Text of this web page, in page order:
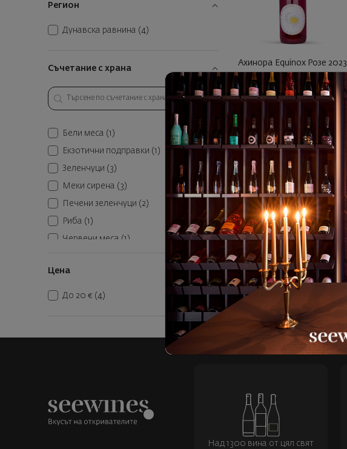
Регион
Дунавска равнина (4)
Съчетание с храна
Бели меса (1)
Екзотични подправки (1)
Зеленчуци (3)
Меки сирена (3)
Печени зеленчуци (2)
Риба (1)
Червени меса (1)
Цена
До 20 € (4)
Ахинора Equinox Розе 2023
България
33 € 89
КУПИ СЕГА
Над 1300 вина от цял свят